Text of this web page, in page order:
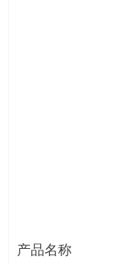
产品名称